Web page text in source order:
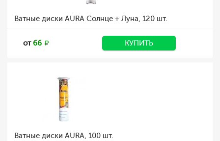
Ватные диски AURA Солнце + Луна, 120 шт.
от66 КУПИТЬ
Ватные диски AURA, 100 шт.